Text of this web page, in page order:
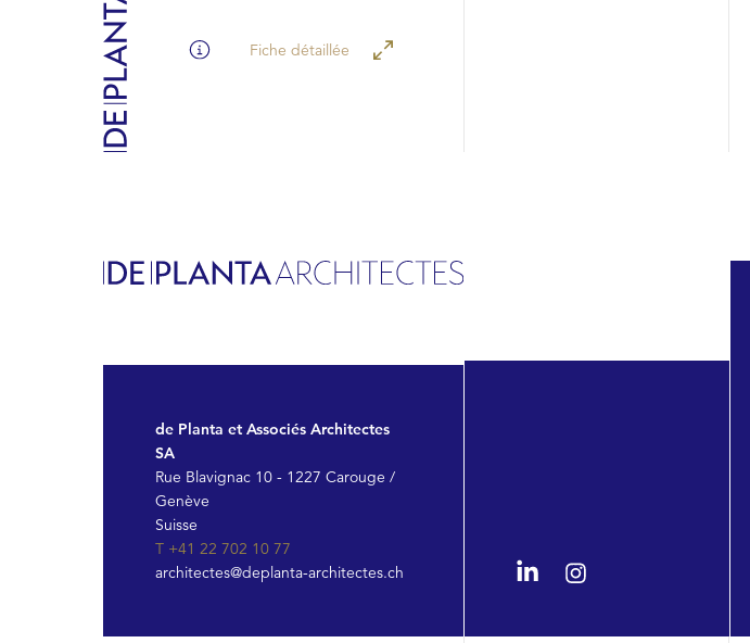
Fiche détaillée
de Planta et Associés Architectes
SA
Rue Blavignac 10 - 1227 Carouge /
Genève
Suisse
T +41 22 702 10 77
architectes@deplanta-architectes.ch